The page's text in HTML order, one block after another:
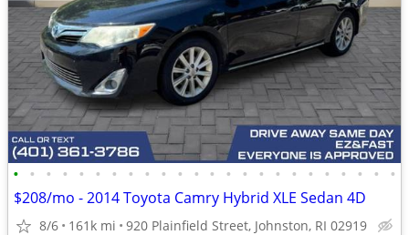
• • • • • • • • • • • • • • • • • • • • • • • •
$208/mo - 2014 Toyota Camry Hybrid XLE Sedan 4D
8/6 161k mi 920 Plainfield Street, Johnston, RI 02919